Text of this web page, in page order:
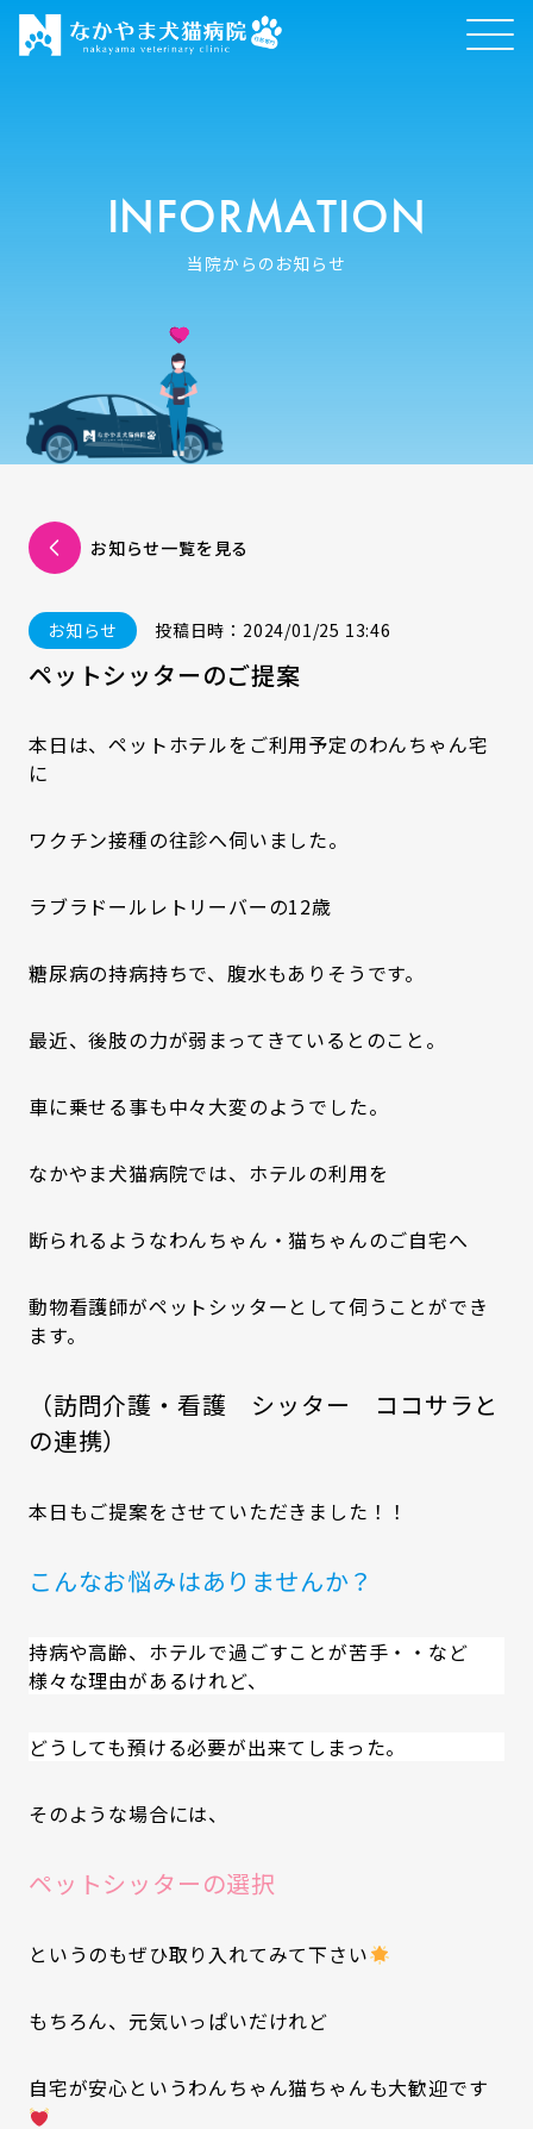
INFORMATION
当院からのお知らせ
お知らせ一覧を見る
お知らせ 投稿日時：2024/01/25 13:46
ペットシッターのご提案
本日は、ペットホテルをご利用予定のわんちゃん宅
に
ワクチン接種の往診へ伺いました。
ラブラドールレトリーバーの12歳
糖尿病の持病持ちで、腹水もありそうです。
最近、後肢の力が弱まってきているとのこと。
車に乗せる事も中々大変のようでした。
なかやま犬猫病院では、ホテルの利用を
断られるようなわんちゃん・猫ちゃんのご自宅へ
動物看護師がペットシッターとして伺うことができ
ます。
（訪問介護・看護 シッター ココサラと
の連携）
本日もご提案をさせていただきました！！
こんなお悩みはありませんか？
持病や高齢、ホテルで過ごすことが苦手・・など
様々な理由があるけれど、
どうしても預ける必要が出来てしまった。
そのような場合には、
ペットシッターの選択
というのもぜひ取り入れてみて下さい
もちろん、元気いっぱいだけれど
自宅が安心というわんちゃん猫ちゃんも大歓迎です